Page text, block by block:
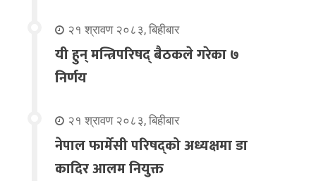
२१ श्रावण २०८३, बिहीबार
यी हुन् मन्त्रिपरिषद् बैठकले गरेका ७
निर्णय
२१ श्रावण २०८३, बिहीबार
नेपाल फार्मेसी परिषद्को अध्यक्षमा डा
कादिर आलम नियुक्त